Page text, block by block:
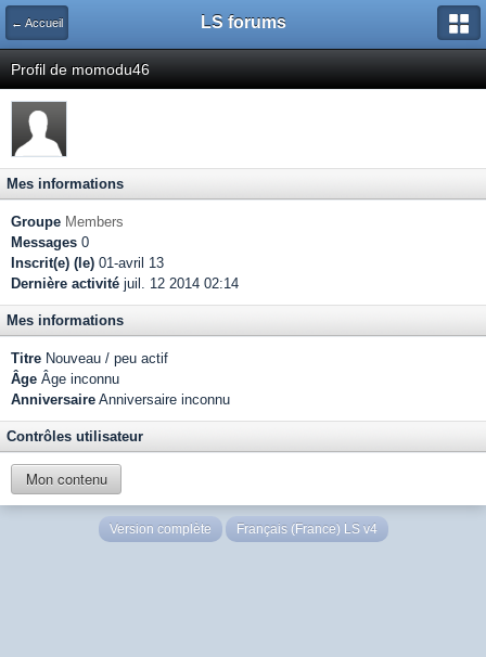
← Accueil LS forums
Profil de momodu46
Mes informations
Groupe Members
Messages 0
Inscrit(e) (le) 01-avril 13
Dernière activité juil. 12 2014 02:14
Mes informations
Titre Nouveau / peu actif
Âge Âge inconnu
Anniversaire Anniversaire inconnu
Contrôles utilisateur
Mon contenu
Version complète Français (France) LS v4